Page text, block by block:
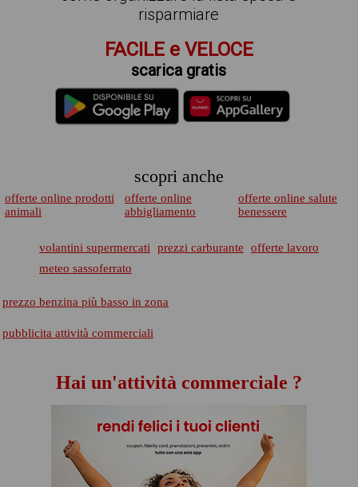
risparmiare
FACILE e VELOCE
scarica gratis
scopri anche
offerte online prodotti
animali
offerte online
abbigliamento
offerte online salute
benessere
volantini supermercati prezzi carburante
offerte lavoro
meteo sassoferrato
prezzo benzina più basso in zona
pubblicita attività commerciali
Hai un'attività commerciale ?